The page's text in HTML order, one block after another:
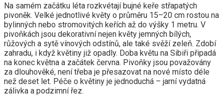
Na samém začátku léta rozkvétají bujné keře střapatých
pivoněk. Velké jednotlivé květy o průměru 15–20 cm rostou na
bylinných nebo stromovitých keřích až do výšky 1 metru. V
pivoňkách jsou dekorativní nejen květy jemných bílých,
růžových a sytě vínových odstínů, ale také svěží zeleň. Zdobí
zahradu, i když květiny již opadly. Doba květu na Sibiři připadá
na konec května a začátek června. Pivoňky jsou považovány
za dlouhověké, není třeba je přesazovat na nové místo déle
než deset let. Péče o květiny je jednoduchá – jarní vydatná
zálivka a podzimní řez.